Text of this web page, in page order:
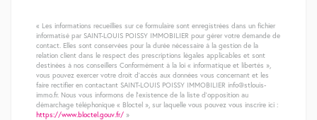
« Les informations recueillies sur ce formulaire sont enregistrées dans un fichier
informatisé par SAINT-LOUIS POISSY IMMOBILIER pour gérer votre demande de
contact. Elles sont conservées pour la durée nécessaire à la gestion de la
relation client dans le respect des prescriptions légales applicables et sont
destinées à nos conseillers Conformément à la loi « informatique et libertés »,
vous pouvez exercer votre droit d'accès aux données vous concernant et les
faire rectifier en contactant SAINT-LOUIS POISSY IMMOBILIER info@stlouis-
immo.fr. Nous vous informons de l'existence de la liste d'opposition au
démarchage téléphonique « Bloctel », sur laquelle vous pouvez vous inscrire ici :
https://www.bloctel.gouv.fr/ »